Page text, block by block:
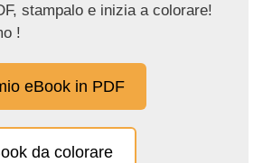
stampalo e inizia a colorare!
!
eBook in PDF
da colorare